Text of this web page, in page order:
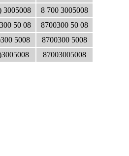
3005008
8 700 3005008
50 08
8700300 50 08
5008
8700300 5008
87003005008